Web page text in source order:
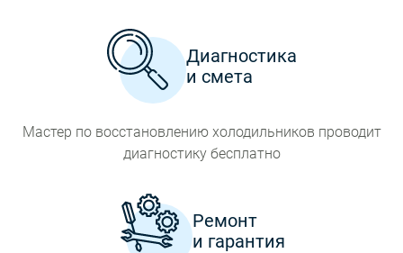
Диагностика
и смета
Мастер по восстановлению холодильников проводит
диагностику бесплатно
Ремонт
и гарантия